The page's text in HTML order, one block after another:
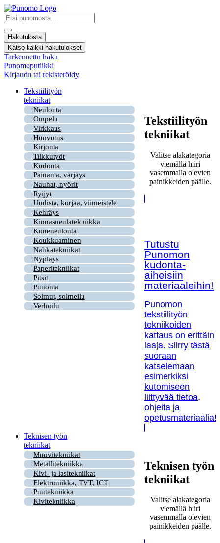
Mene
sisältöön
Search
...
Hakutulosta
Katso kaikki hakutulokset
Tarkennettu haku
Punomoputiikki
Kirjaudu tai rekisteröidy
Tekstiilityön
tekniikat
Neulonta
Ompelu
Virkkaus
Huovutus
Kirjonta
Tilkkutyöt
Kudonta
Painanta, värjäys
Nauhat, nyörit
Ryijyt
Uudista, korjaa, viimeistele
Kehräys
Kinnasneulatekniikka
Koneneulonta
Koukkuaminen
Nahkatekniikat
Nypläys
Paperitekniikat
Pitsit
Punonta
Solmut, solmeilu
Verhoilu
Tekstiilityön
tekniikat
Valitse alakategoria
viemällä hiiri
vasemmalla olevien
painikkeiden päälle.
Tutustu
Punomon
kudonta-
aiheisiin
materiaaleihin!
Punomon
tekstiilityön
tekniikoiden
kattaus on erittäin
laaja. Siirry tästä
suoraan
katselemaan
esimerkiksi
kutomiseen
liittyvää tietoa,
ohjeita ja
opetusmateriaalia!
Teknisen työn
tekniikat
Muovitekniikat
Metallitekniikka
Kivi- ja lasitekniikat
Elektroniikka, TVT, ICT
Puutekniikka
Kivitekniikka
Teknisen työn
tekniikat
Valitse alakategoria
viemällä hiiri
vasemmalla olevien
painikkeiden päälle.